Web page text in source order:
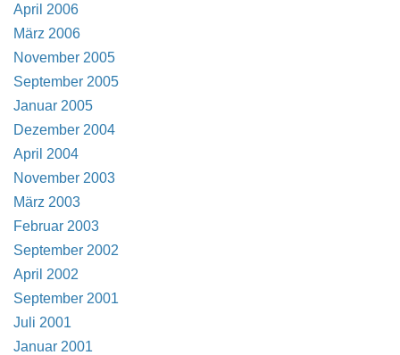
April 2006
März 2006
November 2005
September 2005
Januar 2005
Dezember 2004
April 2004
November 2003
März 2003
Februar 2003
September 2002
April 2002
September 2001
Juli 2001
Januar 2001